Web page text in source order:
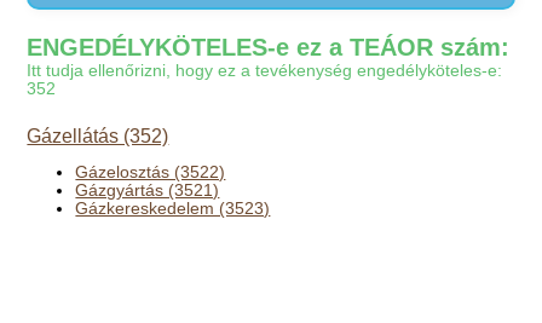
ENGEDÉLYKÖTELES-e ez a TEÁOR szám:
Itt tudja ellenőrizni, hogy ez a tevékenység engedélyköteles-e:
352
Gázellátás (352)
Gázelosztás (3522)
Gázgyártás (3521)
Gázkereskedelem (3523)